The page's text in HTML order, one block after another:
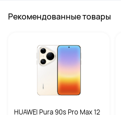
Рекомендованные товары
HUAWEI Pura 90s Pro Max 12